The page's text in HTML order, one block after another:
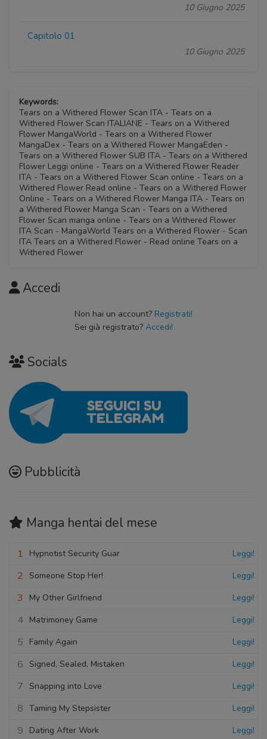
10 Giugno 2025
Capitolo 01
10 Giugno 2025
Keywords:
Tears on a Withered Flower Scan ITA - Tears on a
Withered Flower Scan ITALIANE - Tears on a Withered
Flower MangaWorld - Tears on a Withered Flower
MangaDex - Tears on a Withered Flower MangaEden -
Tears on a Withered Flower SUB ITA - Tears on a Withered
Flower Leggi online - Tears on a Withered Flower Reader
ITA - Tears on a Withered Flower Scan online - Tears on a
Withered Flower Read online - Tears on a Withered Flower
Online - Tears on a Withered Flower Manga ITA - Tears on
a Withered Flower Manga Scan - Tears on a Withered
Flower Scan manga online - Tears on a Withered Flower
ITA Scan - MangaWorld Tears on a Withered Flower - Scan
ITA Tears on a Withered Flower - Read online Tears on a
Withered Flower
Accedi
Non hai un account? Registrati!
Sei già registrato? Accedi!
Socials
Pubblicità
Manga hentai del mese
1 Hypnotist Security Guar Leggi!
2 Someone Stop Her! Leggi!
3 My Other Girlfriend Leggi!
4 Matrimoney Game Leggi!
5 Family Again Leggi!
6 Signed, Sealed, Mistaken Leggi!
7 Snapping into Love Leggi!
8 Taming My Stepsister Leggi!
9 Dating After Work Leggi!